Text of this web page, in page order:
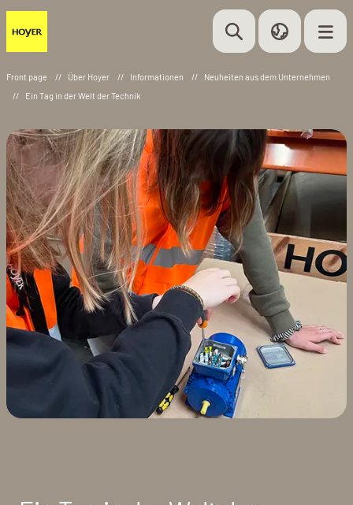
Front page // Über Hoyer // Informationen //
Neuheiten aus dem Unternehmen
//
Ein Tag in der Welt der Technik